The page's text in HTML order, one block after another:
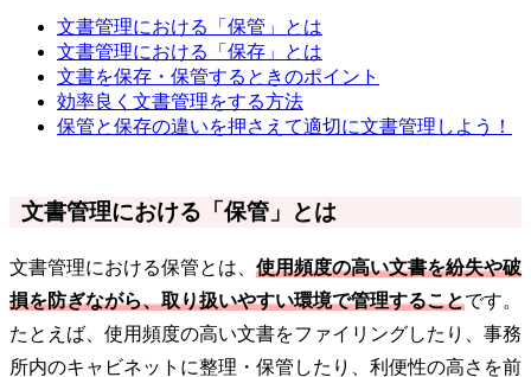
文書管理における「保管」とは
文書管理における「保存」とは
文書を保存・保管するときのポイント
効率良く文書管理をする方法
保管と保存の違いを押さえて適切に文書管理しよう！
文書管理における「保管」とは
文書管理における保管とは、 使用頻度の高い文書を紛失や破
損を防ぎながら、取り扱いやすい環境で管理することです。
たとえば、使用頻度の高い文書をファイリングしたり、事務
所内のキャビネットに整理・保管したり、利便性の高さを前